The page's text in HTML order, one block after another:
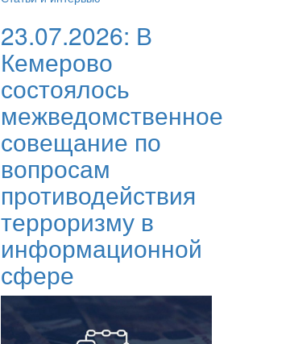
23.07.2026: В
Кемерово
состоялось
межведомственное
совещание по
вопросам
противодействия
терроризму в
информационной
сфере